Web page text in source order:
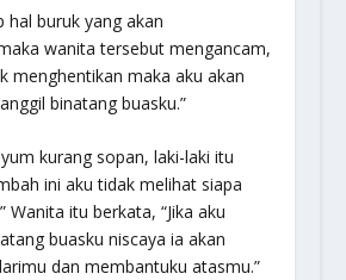
hal buruk yang akan
wanita tersebut mengancam,
menghentikan maka aku akan
binatang buasku.”
kurang sopan, laki-laki itu
ini aku tidak melihat siapa
Wanita itu berkata, “Jika aku
buasku niscaya ia akan
dan membantuku atasmu.”